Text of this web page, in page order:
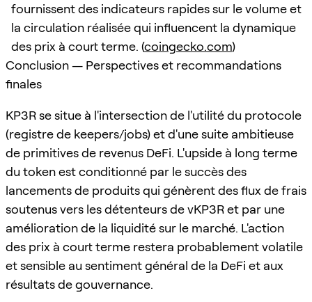
fournissent des indicateurs rapides sur le volume et
la circulation réalisée qui influencent la dynamique
des prix à court terme. (coingecko.com)
Conclusion — Perspectives et recommandations
finales
KP3R se situe à l'intersection de l'utilité du protocole
(registre de keepers/jobs) et d'une suite ambitieuse
de primitives de revenus DeFi. L'upside à long terme
du token est conditionné par le succès des
lancements de produits qui génèrent des flux de frais
soutenus vers les détenteurs de vKP3R et par une
amélioration de la liquidité sur le marché. L'action
des prix à court terme restera probablement volatile
et sensible au sentiment général de la DeFi et aux
résultats de gouvernance.